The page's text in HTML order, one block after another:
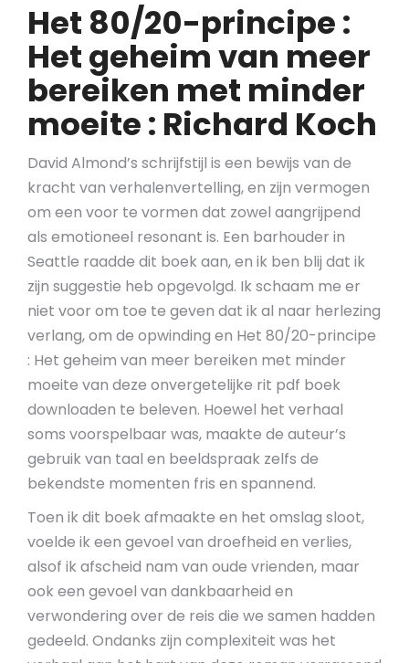
Het 80/20-principe :
Het geheim van meer
bereiken met minder
moeite : Richard Koch
David Almond’s schrijfstijl is een bewijs van de
kracht van verhalenvertelling, en zijn vermogen
om een voor te vormen dat zowel aangrijpend
als emotioneel resonant is. Een barhouder in
Seattle raadde dit boek aan, en ik ben blij dat ik
zijn suggestie heb opgevolgd. Ik schaam me er
niet voor om toe te geven dat ik al naar herlezing
verlang, om de opwinding en Het 80/20-principe
: Het geheim van meer bereiken met minder
moeite van deze onvergetelijke rit pdf boek
downloaden te beleven. Hoewel het verhaal
soms voorspelbaar was, maakte de auteur’s
gebruik van taal en beeldspraak zelfs de
bekendste momenten fris en spannend.
Toen ik dit boek afmaakte en het omslag sloot,
voelde ik een gevoel van droefheid en verlies,
alsof ik afscheid nam van oude vrienden, maar
ook een gevoel van dankbaarheid en
verwondering over de reis die we samen hadden
gedeeld. Ondanks zijn complexiteit was het